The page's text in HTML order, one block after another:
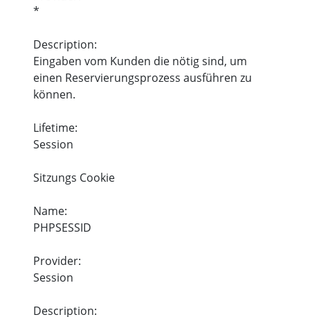
*
Description:
Eingaben vom Kunden die nötig sind, um
einen Reservierungsprozess ausführen zu
können.
Lifetime:
Session
Sitzungs Cookie
Name:
PHPSESSID
Provider:
Session
Description: